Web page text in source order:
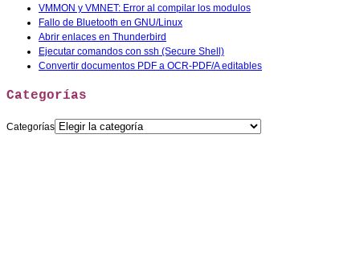
VMMON y VMNET: Error al compilar los modulos
Fallo de Bluetooth en GNU/Linux
Abrir enlaces en Thunderbird
Ejecutar comandos con ssh (Secure Shell)
Convertir documentos PDF a OCR-PDF/A editables
Categorías
Categorías